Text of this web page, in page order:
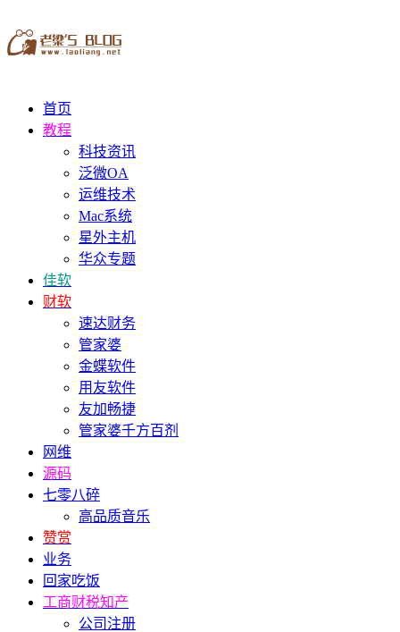
首页
教程
科技资讯
泛微OA
运维技术
Mac系统
星外主机
华众专题
佳软
财软
速达财务
管家婆
金蝶软件
用友软件
友加畅捷
管家婆千方百剂
网维
源码
七零八碎
高品质音乐
赞赏
业务
回家吃饭
工商财税知产
公司注册